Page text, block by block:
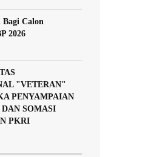
Bagi Calon
2026
"VETERAN"
PENYAMPAIAN
SOMASI
PKRI